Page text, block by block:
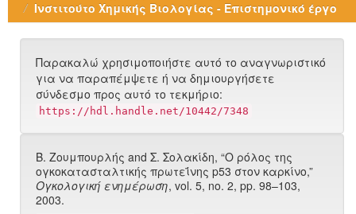
Ινστιτούτο Χημικής Βιολογίας - Επιστημονικό έργο
Παρακαλώ χρησιμοποιήστε αυτό το αναγνωριστικό
για να παραπέμψετε ή να δημιουργήσετε
σύνδεσμο προς αυτό το τεκμήριο:
https://hdl.handle.net/10442/7348
Β. Ζουμπουρλής and Σ. Σολακίδη, “Ο ρόλος της
ογκοκατασταλτικής πρωτεΐνης p53 στον καρκίνο,”
Ογκολογική ενημέρωση, vol. 5, no. 2, pp. 98–103,
2003.